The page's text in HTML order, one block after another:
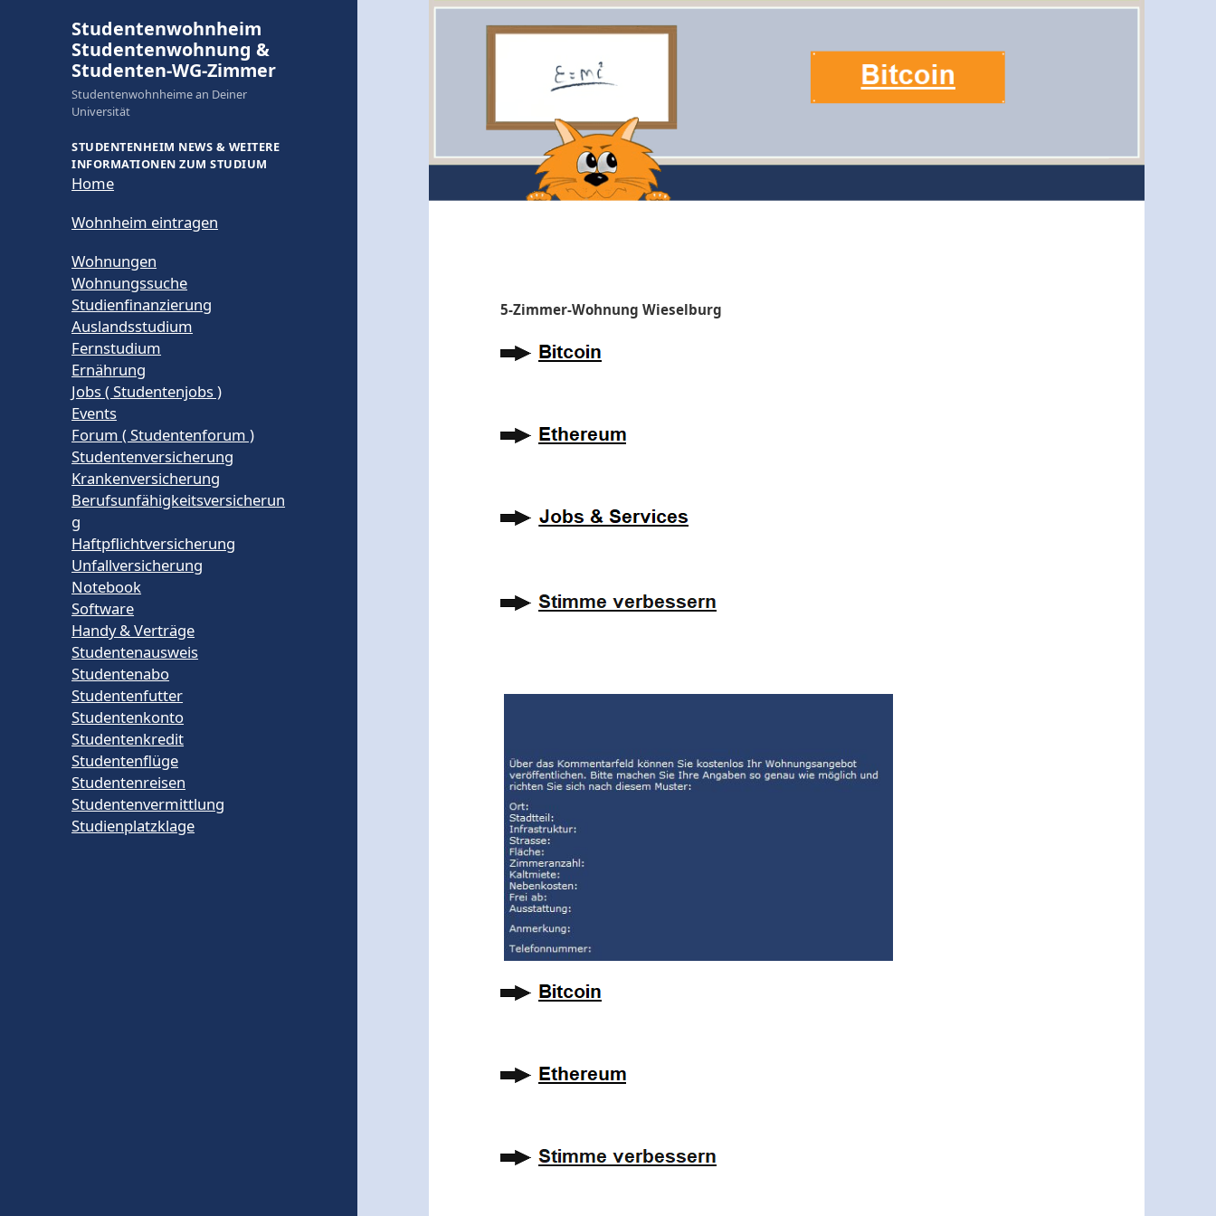
Studentenwohnheim
Studentenwohnung &
Studenten-WG-Zimmer
Studentenwohnheime an Deiner
Universität
STUDENTENHEIM NEWS & WEITERE
INFORMATIONEN ZUM STUDIUM
Home
Wohnheim eintragen
Wohnungen
Wohnungssuche
Studienfinanzierung
Auslandsstudium
Fernstudium
Ernährung
Jobs ( Studentenjobs )
Events
Forum ( Studentenforum )
Studentenversicherung
Krankenversicherung
Berufsunfähigkeitsversicherun
g
Haftpflichtversicherung
Unfallversicherung
Notebook
Software
Handy & Verträge
Studentenausweis
Studentenabo
Studentenfutter
Studentenkonto
Studentenkredit
Studentenflüge
Studentenreisen
Studentenvermittlung
Studienplatzklage
5-Zimmer-Wohnung Wieselburg